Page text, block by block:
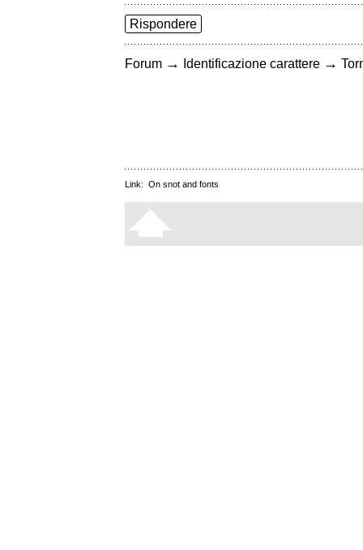
Rispondere
Forum → Identificazione carattere →
Link: On snot and fonts